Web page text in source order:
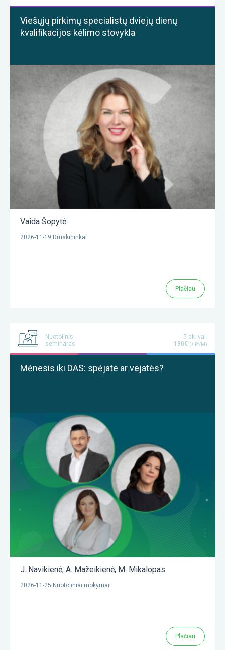
Viešųjų pirkimų specialistų dviejų dienų
kvalifikacijos kėlimo stovykla
Vaida Šopytė
2026-11-19 Druskininkai
Plačiau
Nuotolinis
seminaras
5 ak. val.
130€ (+ PVM)
Mėnesis iki DAS: spėjate ar vejatės?
J. Navikienė, A. Mažeikienė, M. Mikalopas
2026-11-25 Nuotoliniai mokymai
Plačiau